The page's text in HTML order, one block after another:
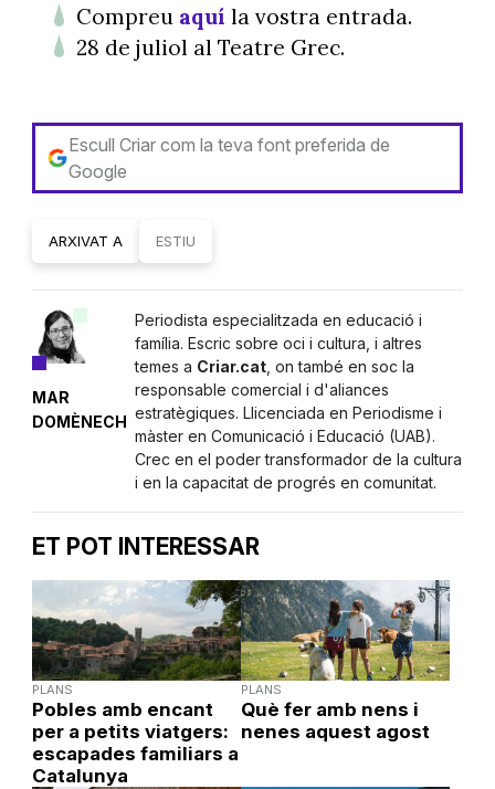
Compreu aquí la vostra entrada.
28 de juliol al Teatre Grec.
Escull Criar com la teva font preferida de
Google
ARXIVAT A ESTIU
MAR
DOMÈNECH
Periodista especialitzada en educació i
família. Escric sobre oci i cultura, i altres
temes a Criar.cat , on també en soc la
responsable comercial i d'aliances
estratègiques. Llicenciada en Periodisme i
màster en Comunicació i Educació (UAB).
Crec en el poder transformador de la cultura
i en la capacitat de progrés en comunitat.
ET POT INTERESSAR
PLANS
Pobles amb encant
per a petits viatgers:
escapades familiars a
Catalunya
PLANS
Què fer amb nens i
nenes aquest agost